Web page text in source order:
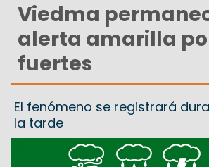
Viedma
alerta amarilla
fuertes
El fenómeno se registrará
la tarde